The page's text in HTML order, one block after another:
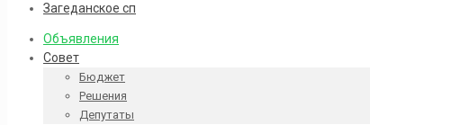
Загеданское сп
Объявления
Совет
Бюджет
Решения
Депутаты